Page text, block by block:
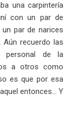
una carpintería
con un par de
par de narices
Aún recuerdo las
personal de la
a otros como
es que por esa
entonces… Y